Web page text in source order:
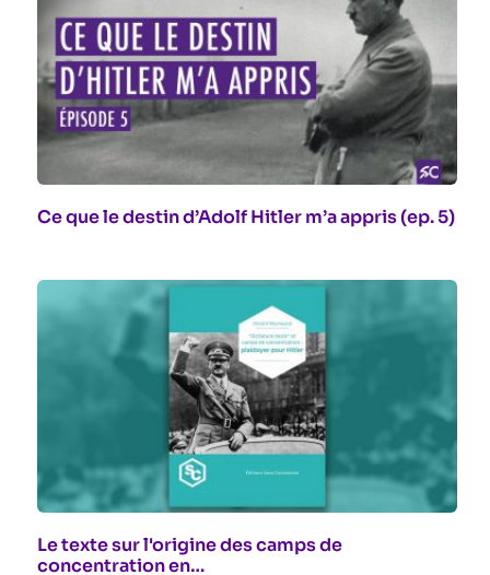
Ce que le destin d’Adolf Hitler m’a appris (ep. 5)
Le texte sur l'origine des camps de
concentration en…